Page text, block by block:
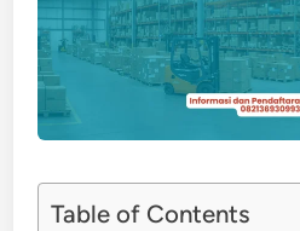
Table of Contents